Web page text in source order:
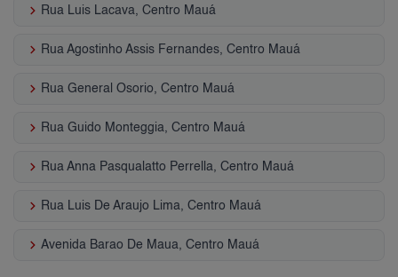
keyboard_arrow_right Rua Luis Lacava, Centro Mauá
keyboard_arrow_right Rua Agostinho Assis Fernandes, Centro Mauá
keyboard_arrow_right Rua General Osorio, Centro Mauá
keyboard_arrow_right Rua Guido Monteggia, Centro Mauá
keyboard_arrow_right Rua Anna Pasqualatto Perrella, Centro Mauá
keyboard_arrow_right Rua Luis De Araujo Lima, Centro Mauá
keyboard_arrow_right Avenida Barao De Maua, Centro Mauá